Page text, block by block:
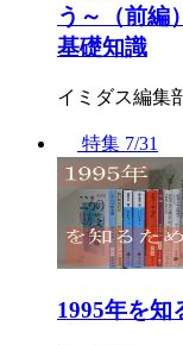
う～（前編
基礎知識
イミダス編集
特集 7/31
1995年を知